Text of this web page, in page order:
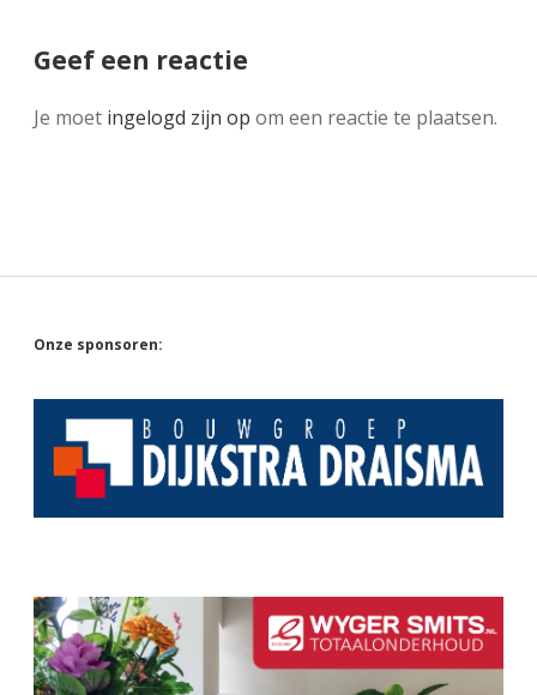
Geef een reactie
Je moet ingelogd zijn op om een reactie te plaatsen.
Sidebar
Onze sponsoren: